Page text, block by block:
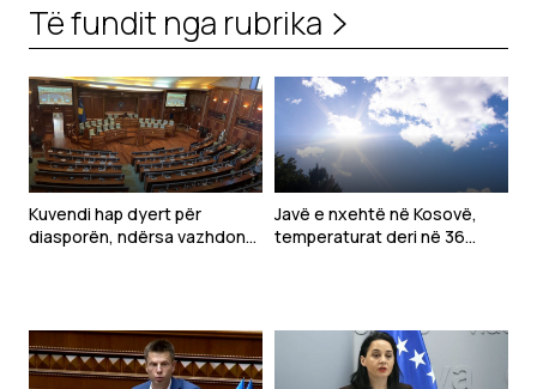
Të fundit nga rubrika
Kuvendi hap dyert për
diasporën, ndërsa vazhdon
Javë e nxehtë në Kosovë,
temperaturat deri në 36